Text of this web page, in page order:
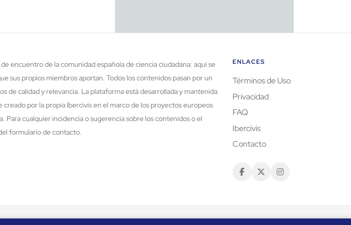
encuentro de la comunidad española de ciencia ciudadana: aquí se
sus propios miembros aportan. Todos los contenidos pasan por un
de calidad y relevancia. La plataforma está desarrollada y mantenida
por la propia Ibercivis en el marco de los proyectos europeos
Para cualquier incidencia o sugerencia sobre los contenidos o el
formulario de contacto.
ENLACES
Términos de Uso
Privacidad
FAQ
Ibercivis
Contacto